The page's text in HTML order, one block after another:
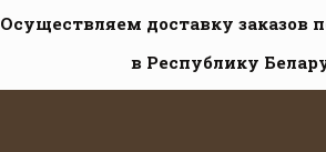
Осуществляем доставку заказов
в Республику